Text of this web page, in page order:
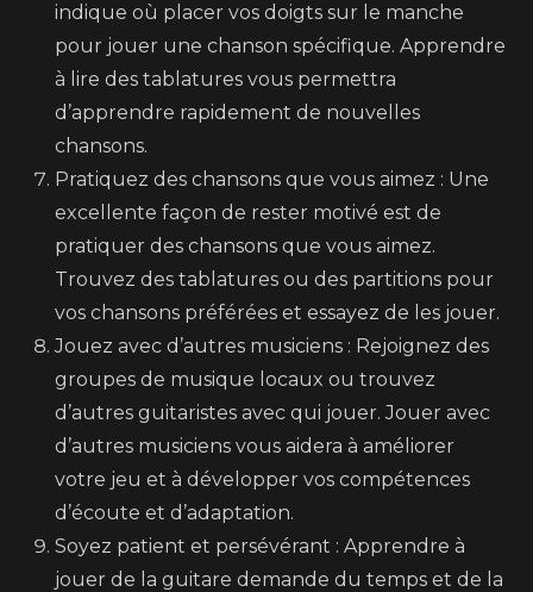
indique où placer vos doigts sur le manche
pour jouer une chanson spécifique. Apprendre
à lire des tablatures vous permettra
d’apprendre rapidement de nouvelles
chansons.
Pratiquez des chansons que vous aimez : Une
excellente façon de rester motivé est de
pratiquer des chansons que vous aimez.
Trouvez des tablatures ou des partitions pour
vos chansons préférées et essayez de les jouer.
Jouez avec d’autres musiciens : Rejoignez des
groupes de musique locaux ou trouvez
d’autres guitaristes avec qui jouer. Jouer avec
d’autres musiciens vous aidera à améliorer
votre jeu et à développer vos compétences
d’écoute et d’adaptation.
Soyez patient et persévérant : Apprendre à
jouer de la guitare demande du temps et de la